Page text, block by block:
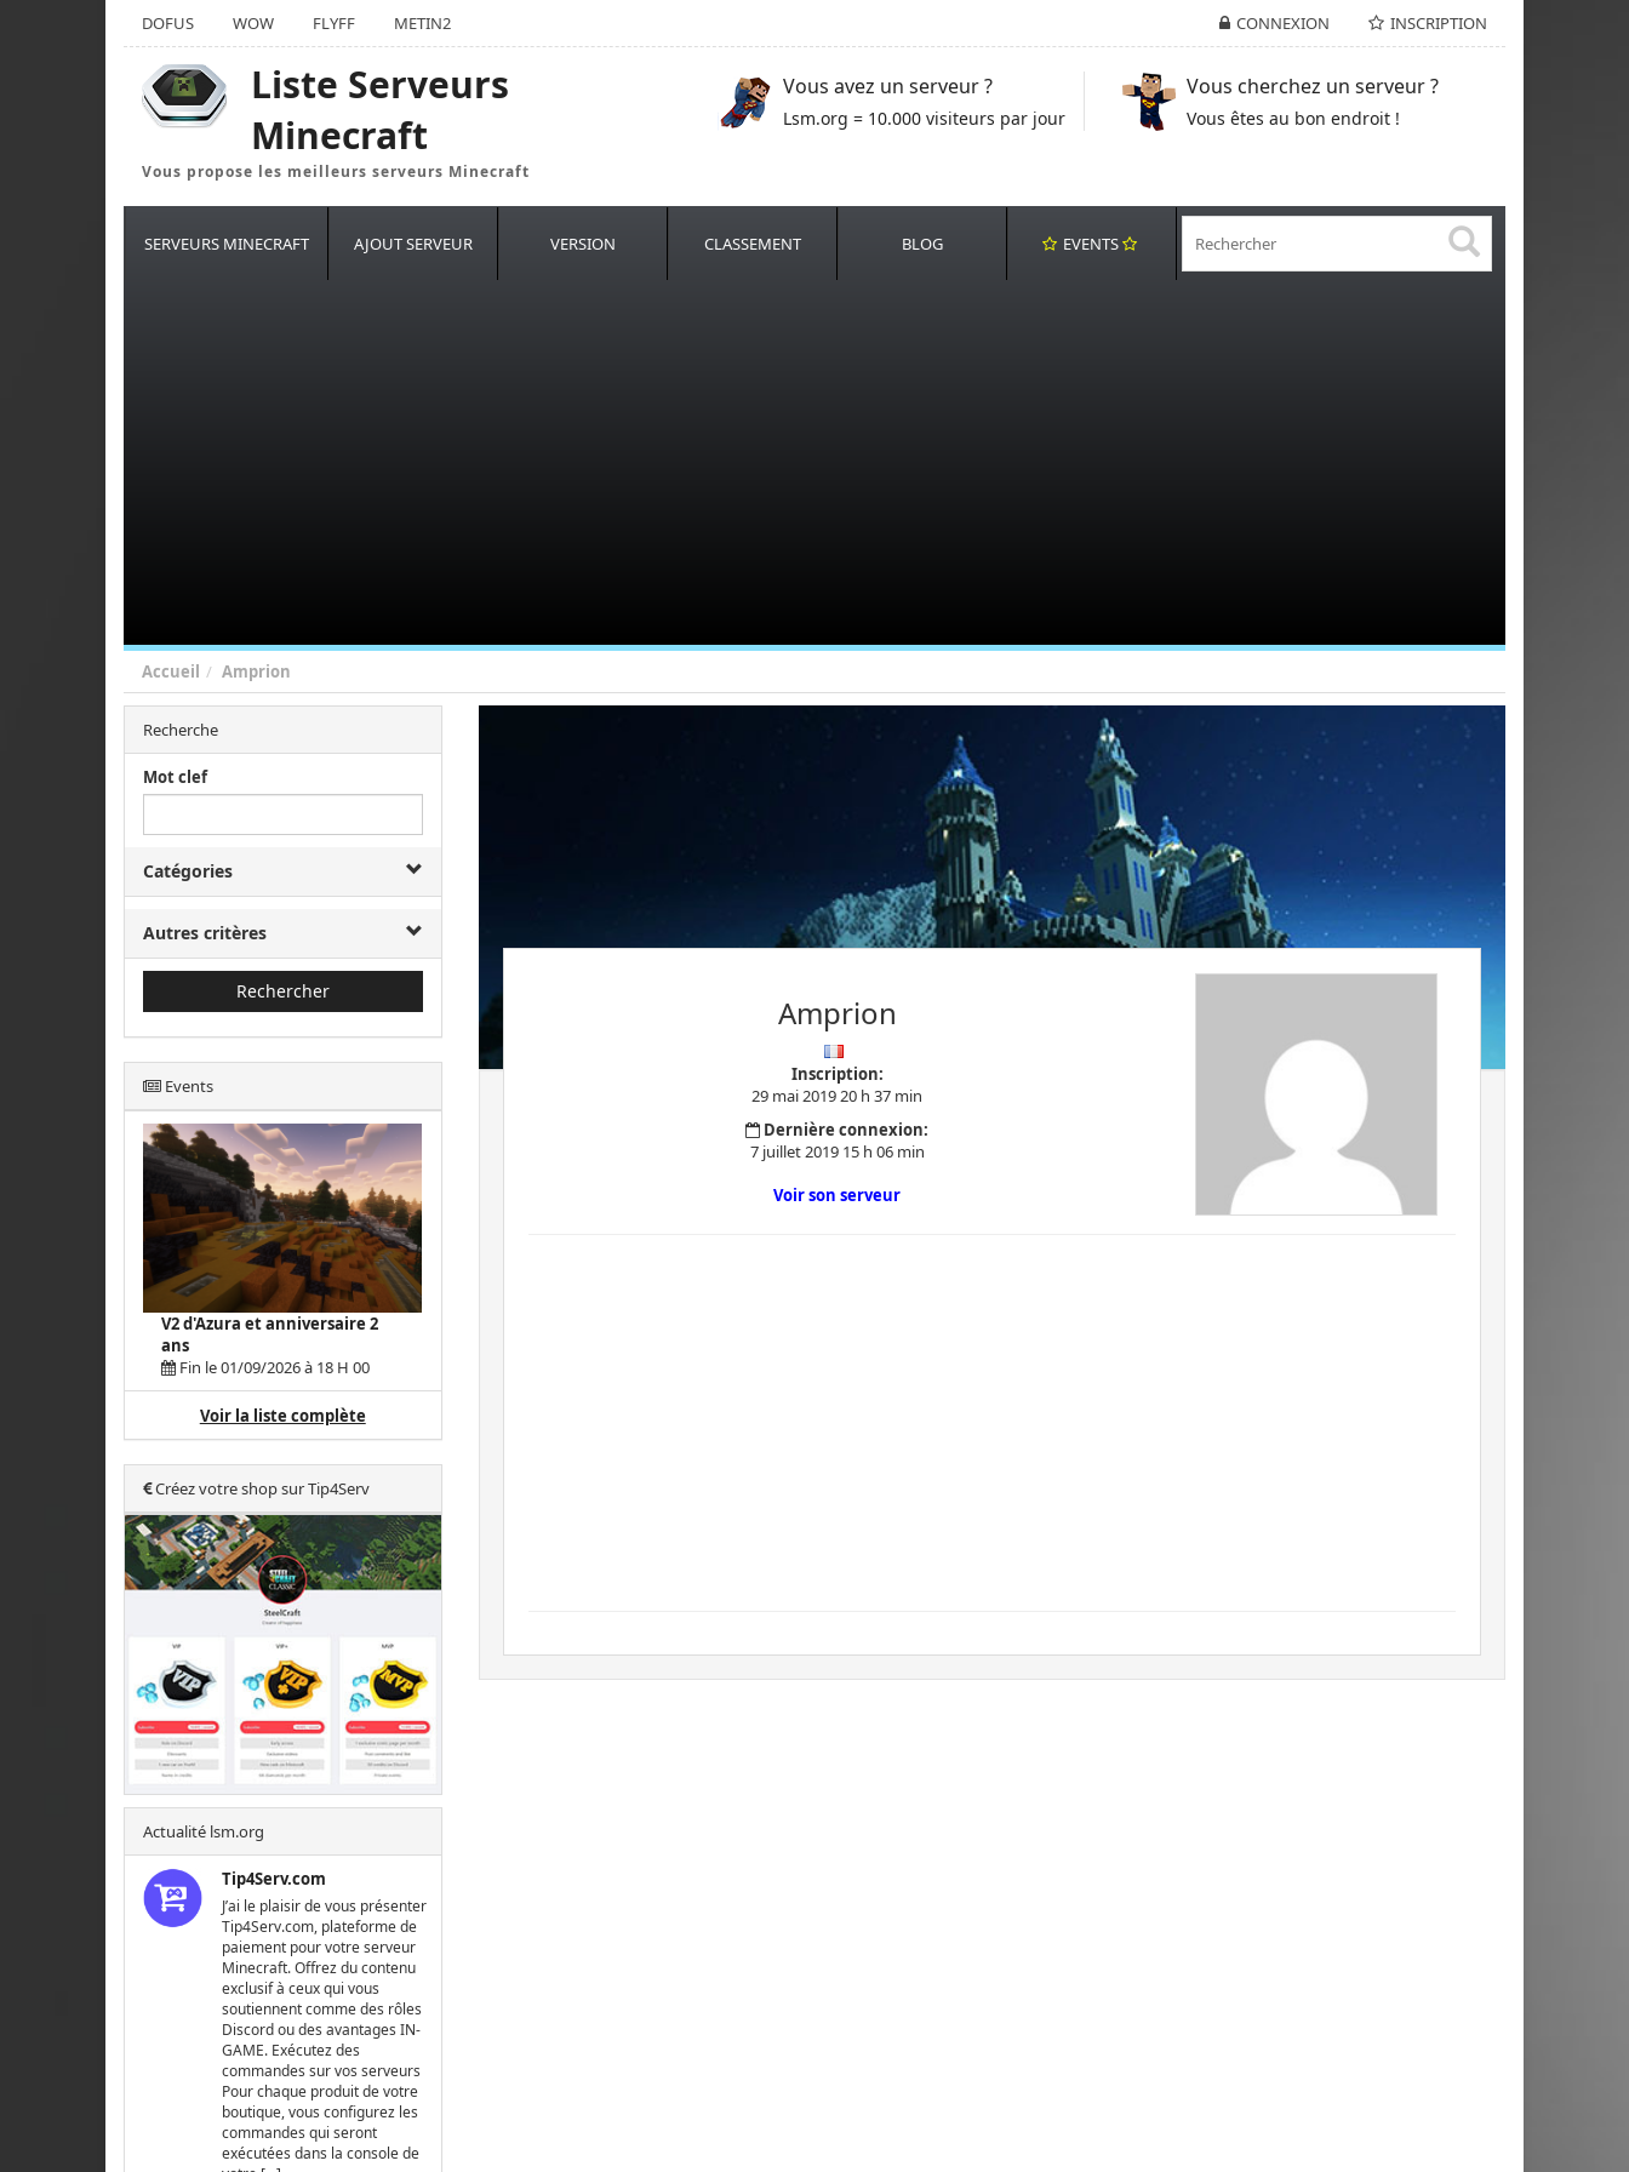
CONNEXION INSCRIPTION
DOFUS WOW FLYFF METIN2
Liste Serveurs
Minecraft
Vous propose les meilleurs serveurs Minecraft
Vous avez un serveur ?
Lsm.org = 10.000 visiteurs par jour
Vous cherchez un serveur ?
Vous êtes au bon endroit !
SERVEURS MINECRAFT AJOUT SERVEUR VERSION CLASSEMENT BLOG EVENTS
Accueil Amprion
Recherche
Mot clef
Catégories
Autres critères
Rechercher
Events
V2 d'Azura et anniversaire 2
ans
Fin le 01/09/2026 à 18 H 00
Voir la liste complète
Créez votre shop sur Tip4Serv
Actualité lsm.org
Tip4Serv.com
J’ai le plaisir de vous présenter
Tip4Serv.com, plateforme de
paiement pour votre serveur
Minecraft. Offrez du contenu
exclusif à ceux qui vous
soutiennent comme des rôles
Discord ou des avantages IN-
GAME. Exécutez des
commandes sur vos serveurs
Pour chaque produit de votre
boutique, vous configurez les
commandes qui seront
exécutées dans la console de
Amprion
Inscription:
29 mai 2019 20 h 37 min
Dernière connexion:
7 juillet 2019 15 h 06 min
Voir son serveur